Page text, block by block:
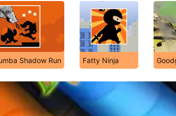
Shadow Run Fatty Ninja